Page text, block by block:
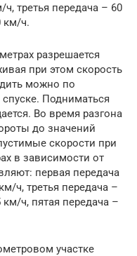
третья передача – 60
км/ч.
разрешается
при этом скорость
можно по
Подниматься
Во время разгона
до значений
скорости при
в зависимости от
первая передача
ч, третья передача –
км/ч, пятая передача –
участке